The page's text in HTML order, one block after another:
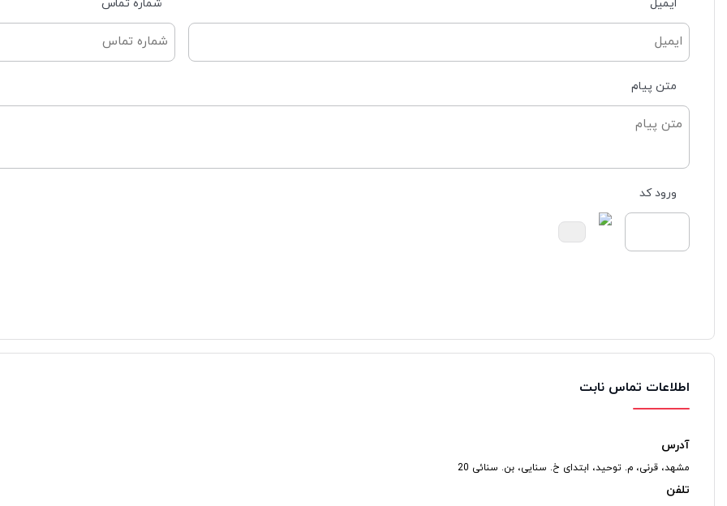
ایمیل شماره تماس
متن پیام
ورود کد
اطلاعات تماس نابت
آدرس
مشهد، قرنی، م. توحید، ابتدای خ. سنایی، بن. سنائی 20
تلفن